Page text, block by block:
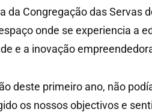
da Congregação das Servas
onde se experiencia a
e a inovação
deste primeiro ano, não
os nossos objectivos e